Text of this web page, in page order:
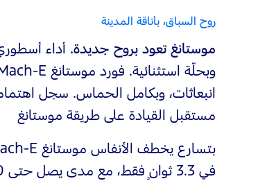
روح السباق، بأناقة المدينة
موستانغ تعود بروح جديدة. أداء
انبعاثات، وبكامل الحماس. سجل
مستقبل القيادة على طريقة موستانغ